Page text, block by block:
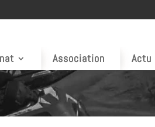
Association Actu